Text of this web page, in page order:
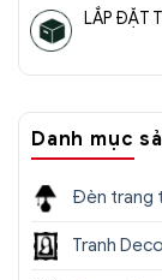
LẮP ĐẶT
Danh mục
Đèn trang
Tranh